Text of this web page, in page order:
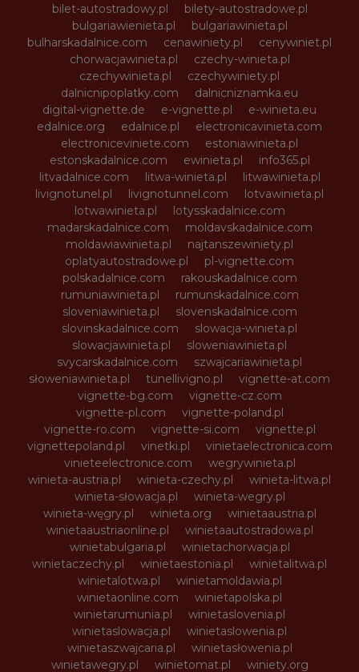
bilet-autostradowy.pl
bilety-autostradowe.pl
bulgariawienieta.pl
bulgariawinieta.pl
bulharskadalnice.com
cenawiniety.pl
cenywiniet.pl
chorwacjawinieta.pl
czechy-winieta.pl
czechywinieta.pl
czechywiniety.pl
dalnicnipoplatky.com
dalnicniznamka.eu
digital-vignette.de
e-vignette.pl
e-winieta.eu
edalnice.org
edalnice.pl
electronicavinieta.com
electroniceviniete.com
estoniawinieta.pl
estonskadalnice.com
ewinieta.pl
info365.pl
litvadalnice.com
litwa-winieta.pl
litwawinieta.pl
livignotunel.pl
livignotunnel.com
lotvawinieta.pl
lotwawinieta.pl
lotysskadalnice.com
madarskadalnice.com
moldavskadalnice.com
moldawiawinieta.pl
najtanszewiniety.pl
oplatyautostradowe.pl
pl-vignette.com
polskadalnice.com
rakouskadalnice.com
rumuniawinieta.pl
rumunskadalnice.com
sloveniawinieta.pl
slovenskadalnice.com
slovinskadalnice.com
slowacja-winieta.pl
slowacjawinieta.pl
sloweniawinieta.pl
svycarskadalnice.com
szwajcariawinieta.pl
słoweniawinieta.pl
tunellivigno.pl
vignette-at.com
vignette-bg.com
vignette-cz.com
vignette-pl.com
vignette-poland.pl
vignette-ro.com
vignette-si.com
vignette.pl
vignettepoland.pl
vinetki.pl
vinietaelectronica.com
vinieteelectronice.com
wegrywinieta.pl
winieta-austria.pl
winieta-czechy.pl
winieta-litwa.pl
winieta-słowacja.pl
winieta-wegry.pl
winieta-węgry.pl
winieta.org
winietaaustria.pl
winietaaustriaonline.pl
winietaautostradowa.pl
winietabulgaria.pl
winietachorwacja.pl
winietaczechy.pl
winietaestonia.pl
winietalitwa.pl
winietalotwa.pl
winietamoldawia.pl
winietaonline.com
winietapolska.pl
winietarumunia.pl
winietaslovenia.pl
winietaslowacja.pl
winietaslowenia.pl
winietaszwajcaria.pl
winietasłowenia.pl
winietawegry.pl
winietomat.pl winiety.org